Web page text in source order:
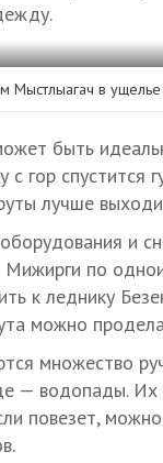
Мыстлыагач в
быть
с гор спустится
лучше
и
по
к леднику
можно
множество
— водопады. Их
повезет,